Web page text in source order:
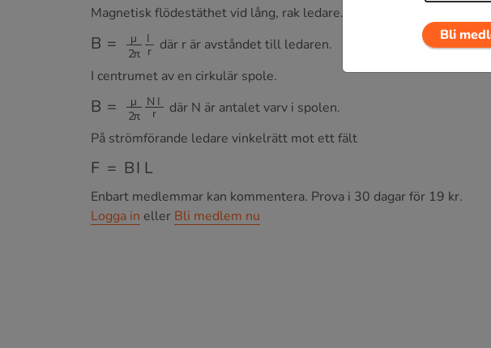
Magnetisk flödestäthet vid lång, rak ledare.
B π r
där r är avståndet till ledaren.
I centrumet av en cirkulär spole.
B π NIr
där N är antalet varv i spolen.
På strömförande ledare vinkelrätt mot ett fält
F L
Enbart medlemmar kan kommentera. Prova i 30 dagar för 19 kr.
Logga in eller Bli medlem nu
Bli